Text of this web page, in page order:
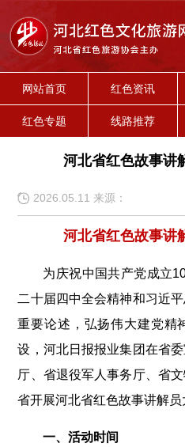
网站首页 红色资讯
红色专题 线路推荐
河北省红色故事讲
2026.05.11 来源：
河北省红色故事讲
为庆祝中国共产党成立
二十届四中全会精神和习近
重要论述，弘扬伟大建党精
设，河北日报报业集团在省
厅、省退役军人事务厅、省
省开展河北省红色故事讲解员
一、活动时间